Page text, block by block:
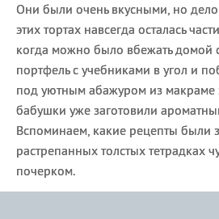
Они были очень вкусными, но
этих тортах навсегда осталась
когда можно было вбежать домой
портфель с учебниками в угол и
под уютным абажуром из макраме
бабушки уже заготовили
Вспоминаем, какие рецепты были
растрепанных толстых тетрадках
почерком.